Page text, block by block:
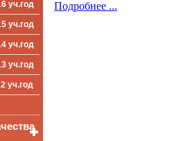
в
Достижения
уч.год
уч.год
уч.год
уч.год
уч.год
Подробнее ...